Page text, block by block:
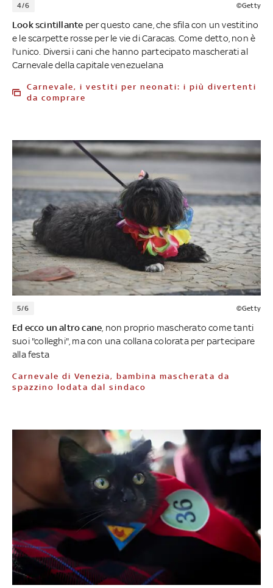
4/6 ©Getty
Look scintillante per questo cane, che sfila con un vestitino
e le scarpette rosse per le vie di Caracas. Come detto, non è
l'unico. Diversi i cani che hanno partecipato mascherati al
Carnevale della capitale venezuelana
Carnevale, i vestiti per neonati: i più divertenti
da comprare
5/6 ©Getty
Ed ecco un altro cane , non proprio mascherato come tanti
suoi "colleghi", ma con una collana colorata per partecipare
alla festa
Carnevale di Venezia, bambina mascherata da
spazzino lodata dal sindaco